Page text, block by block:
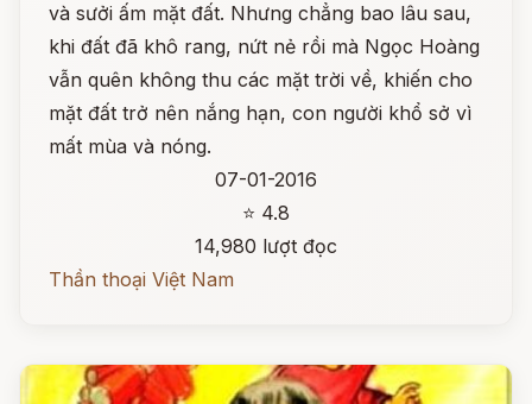
và sưởi ấm mặt đất. Nhưng chẳng bao lâu sau,
khi đất đã khô rang, nứt nẻ rồi mà Ngọc Hoàng
vẫn quên không thu các mặt trời về, khiến cho
mặt đất trở nên nắng hạn, con người khổ sở vì
mất mùa và nóng.
07-01-2016
⭐ 4.8
14,980 lượt đọc
Thần thoại Việt Nam